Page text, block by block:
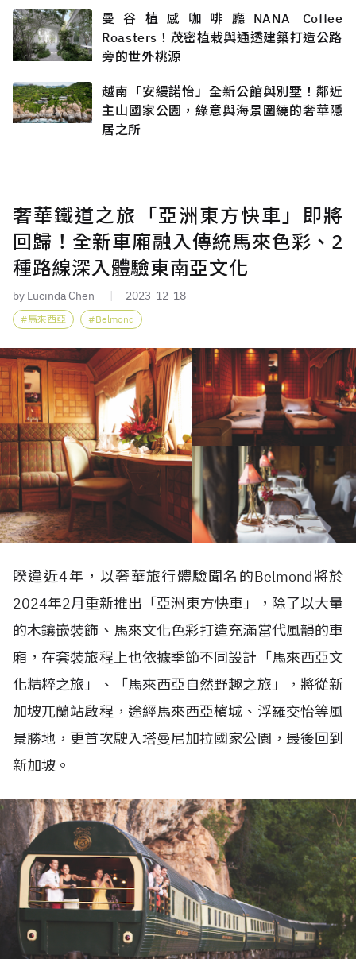
曼谷植感咖啡廳NANA Coffee
Roasters！茂密植栽與通透建築打造公路
旁的世外桃源
越南「安縵諾怡」全新公館與別墅！鄰近
主山國家公園，綠意與海景圍繞的奢華隱
居之所
奢華鐵道之旅「亞洲東方快車」即將
回歸！全新車廂融入傳統馬來色彩、2
種路線深入體驗東南亞文化
by Lucinda Chen 2023-12-18
馬來西亞 Belmond
睽違近4年，以奢華旅行體驗聞名的Belmond將於
2024年2月重新推出「亞洲東方快車」，除了以大量
的木鑲嵌裝飾、馬來文化色彩打造充滿當代風韻的車
廂，在套裝旅程上也依據季節不同設計「馬來西亞文
化精粹之旅」、「馬來西亞自然野趣之旅」，將從新
加坡兀蘭站啟程，途經馬來西亞檳城、浮羅交怡等風
景勝地，更首次駛入塔曼尼加拉國家公園，最後回到
新加坡。